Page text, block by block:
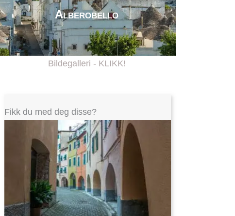
Alberobello
Bildegalleri - KLIKK!
Fikk du med deg disse?